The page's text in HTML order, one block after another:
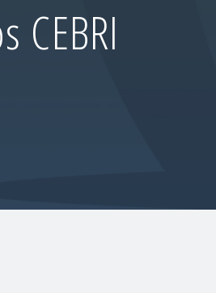
CEBRI